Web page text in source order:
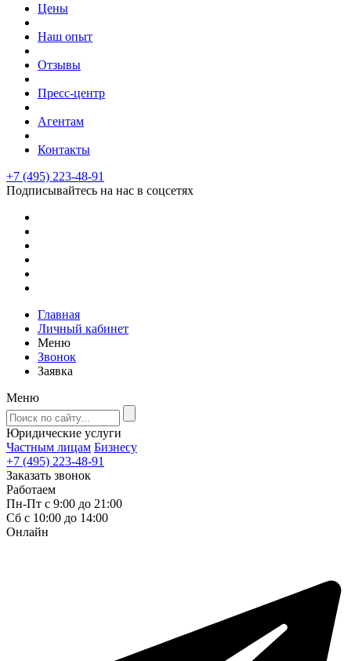
Цены
Наш опыт
Отзывы
Пресс-центр
Агентам
Контакты
+7 (495) 223-48-91
Подписывайтесь на нас в соцсетях
Главная
Личный кабинет
Меню
Звонок
Заявка
Меню
Юридические услуги
Частным лицам Бизнесу
+7 (495) 223-48-91
Заказать звонок
Работаем
Пн-Пт с 9:00 до 21:00
Сб с 10:00 до 14:00
Онлайн